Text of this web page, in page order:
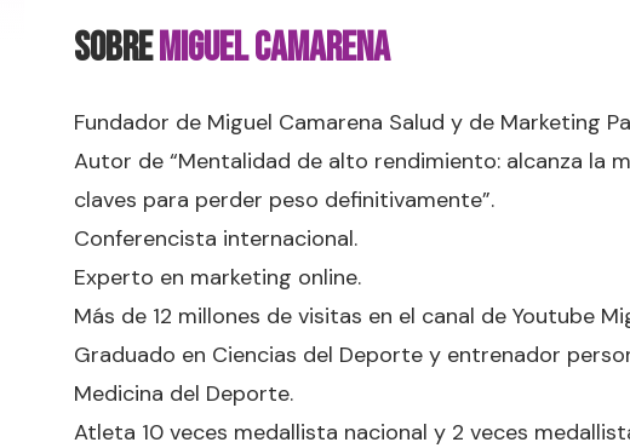
SOBREMiguel Camarena
Fundador de Miguel Camarena Salud y de Marketing
Autor de “Mentalidad de alto rendimiento: alcanza la
claves para perder peso definitivamente”.
Conferencista internacional.
Experto en marketing online.
Más de 12 millones de visitas en el canal de Youtube
Graduado en Ciencias del Deporte y entrenador
Medicina del Deporte.
Atleta 10 veces medallista nacional y 2 veces